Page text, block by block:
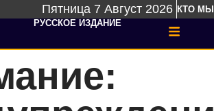
Пятница 7 Август 2026 КТО МЫ
РУССКОЕ ИЗДАНИЕ